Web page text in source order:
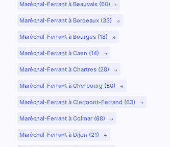
Maréchal-Ferrant à Beauvais (60)
Maréchal-Ferrant à Bordeaux (33)
Maréchal-Ferrant à Bourges (18)
Maréchal-Ferrant à Caen (14)
Maréchal-Ferrant à Chartres (28)
Maréchal-Ferrant à Cherbourg (50)
Maréchal-Ferrant à Clermont-Ferrand (63)
Maréchal-Ferrant à Colmar (68)
Maréchal-Ferrant à Dijon (21)